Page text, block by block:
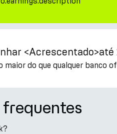
do que qualquer banco